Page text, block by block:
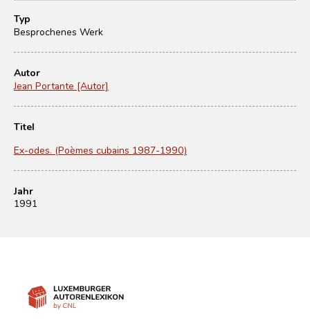
Typ
Besprochenes Werk
Autor
Jean Portante [Autor]
Titel
Ex-odes. (Poèmes cubains 1987-1990)
Jahr
1991